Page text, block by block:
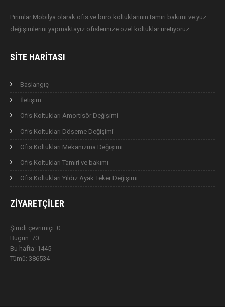
Pırımlar Mobilya olarak ofis ve büro koltuklarının tamiri bakımı ve yüz
değişimlerini yapmaktayız.ofislerinize özel koltuklar üretiyoruz.
SITE HARITASI
Başlangıç
İletişim
Ofis Koltukları Amortisör Değişimi
Ofis Koltukları Döşeme Değişimi
Ofis Koltukları Mekanizma Değişimi
Ofis Koltukları Tamiri ve bakımı
Ofis Koltukları Yıldız Ayak Teker Değişimi
ZIYARETÇILER
Şimdi çevrimiçi: 0
Bugün: 70
Bu hafta: 1445
Tümü: 386534